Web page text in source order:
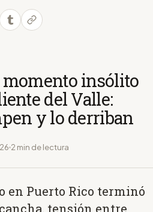
insólito
del Valle:
y lo derriban
2 min de lectura
en Puerto Rico terminó
tensión entre